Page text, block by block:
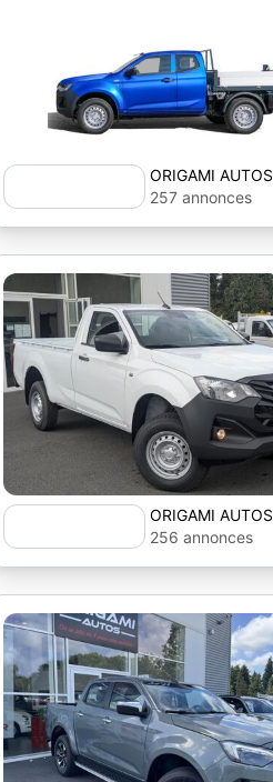
ORIGAMI AUTOS
257 annonces
ORIGAMI AUTOS
256 annonces